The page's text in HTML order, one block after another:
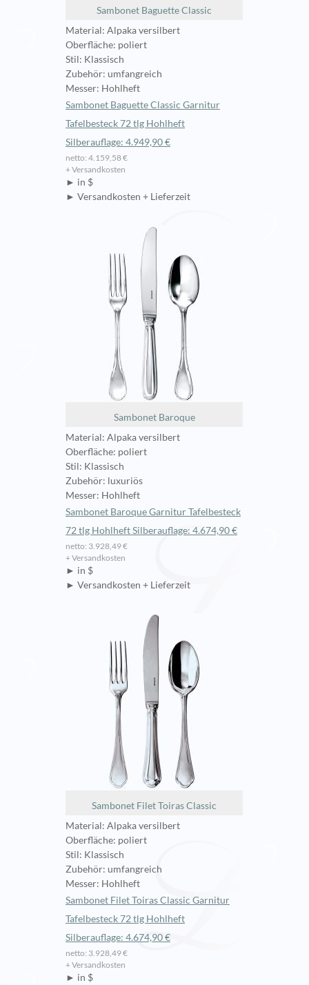
Sambonet Baguette Classic
Material: Alpaka versilbert
Oberfläche: poliert
Stil: Klassisch
Zubehör: umfangreich
Messer: Hohlheft
Sambonet Baguette Classic Garnitur
Tafelbesteck 72 tlg Hohlheft
Silberauflage: 4.949,90 €
netto: 4.159,58 €
+ Versandkosten
► in $
► Versandkosten + Lieferzeit
Sambonet Baroque
Material: Alpaka versilbert
Oberfläche: poliert
Stil: Klassisch
Zubehör: luxuriös
Messer: Hohlheft
Sambonet Baroque Garnitur Tafelbesteck
72 tlg Hohlheft Silberauflage: 4.674,90 €
netto: 3.928,49 €
+ Versandkosten
► in $
► Versandkosten + Lieferzeit
Sambonet Filet Toiras Classic
Material: Alpaka versilbert
Oberfläche: poliert
Stil: Klassisch
Zubehör: umfangreich
Messer: Hohlheft
Sambonet Filet Toiras Classic Garnitur
Tafelbesteck 72 tlg Hohlheft
Silberauflage: 4.674,90 €
netto: 3.928,49 €
+ Versandkosten
► in $